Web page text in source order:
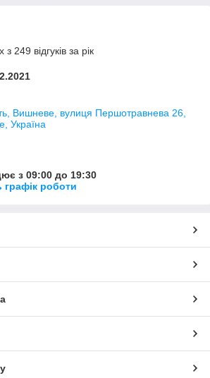
249 відгуків за рік
Вишневе, вулиця Першотравнева 26,
Україна
з 09:00 до 19:30
графік роботи